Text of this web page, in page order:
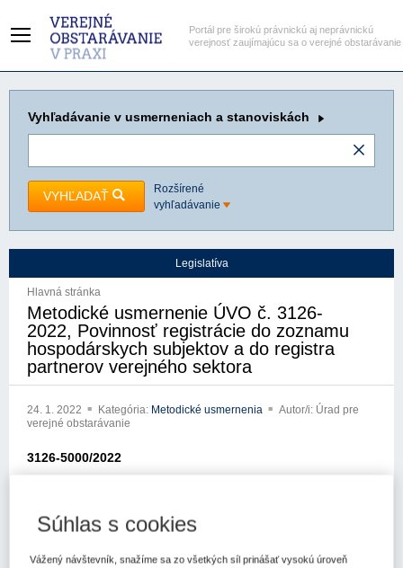
Portál pre širokú právnickú aj neprávnickú
verejnosť zaujímajúcu sa o verejné obstarávanie
Vyhľadávanie v usmerneniach a stanoviskách
VYHĽADAŤ
Rozšírené
vyhľadávanie
Legislatíva
Hlavná stránka
Metodické usmernenie ÚVO č. 3126-
2022, Povinnosť registrácie do zoznamu
hospodárskych subjektov a do registra
partnerov verejného sektora
24. 1. 2022 Kategória: Metodické usmernenia
Autor/i: Úrad pre
verejné obstarávanie
3126-5000/2022
Úradu pre verejné obstarávanie
Bratislava: 24.01.2022
Súhlas s cookies
Vážený návštevník, snažíme sa zo všetkých síl prinášať vysokú úroveň